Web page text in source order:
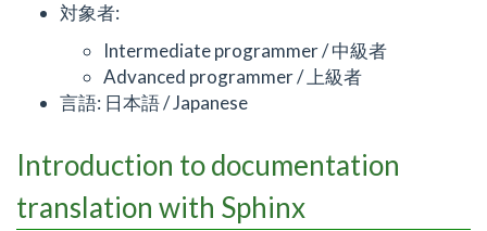
対象者:
Intermediate programmer / 中級者
Advanced programmer / 上級者
言語: 日本語 / Japanese
Introduction to documentation
translation with Sphinx